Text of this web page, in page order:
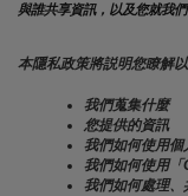
與誰共享資訊，以及您就我
本隱私政策將説明您瞭解
我們蒐集什麼
您提供的資訊
我們如何使用個
我們如何使用
我們如何處理、